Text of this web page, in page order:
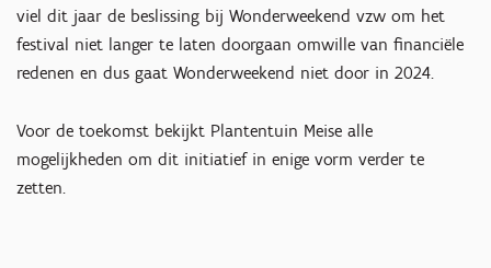
viel dit jaar de beslissing bij Wonderweekend vzw om het
festival niet langer te laten doorgaan omwille van financiële
redenen en dus gaat Wonderweekend niet door in 2024.
Voor de toekomst bekijkt Plantentuin Meise alle
mogelijkheden om dit initiatief in enige vorm verder te
zetten.